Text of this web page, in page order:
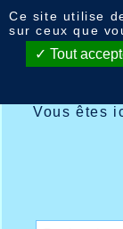
Vous êtes
Ce site utilise
sur ceux que
Tout